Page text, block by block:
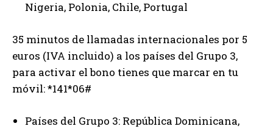
Nigeria, Polonia, Chile, Portugal
35 minutos de llamadas internacionales por 5
euros (IVA incluido) a los países del Grupo 3,
para activar el bono tienes que marcar en tu
móvil: *141*06#
Países del Grupo 3: República Dominicana,